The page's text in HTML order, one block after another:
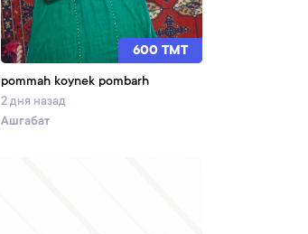
600 TMT
pommah koynek pombarh
2 дня назад
Ашгабат